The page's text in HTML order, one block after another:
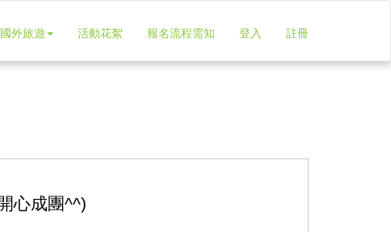
登入 註冊
外旅遊 活動花絮 報名流程需知
心成團^^)